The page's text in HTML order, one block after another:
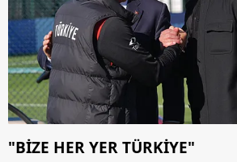
"BİZE HER YER TÜRKİYE"